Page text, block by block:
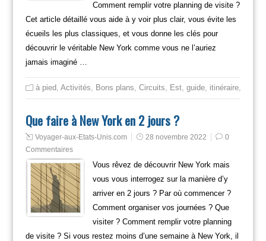
Comment remplir votre planning de visite ?
Cet article détaillé vous aide à y voir plus clair, vous évite les
écueils les plus classiques, et vous donne les clés pour
découvrir le véritable New York comme vous ne l’auriez
jamais imaginé …
à pied Activités Bons plans Circuits Est, guide, itinéraire,
Que faire à New York en 2 jours ?
Voyager-aux-Etats-Unis.com 28 novembre 2022
0
Commentaires
Vous rêvez de découvrir New York mais
vous vous interrogez sur la manière d’y
arriver en 2 jours ? Par où commencer ?
Comment organiser vos journées ? Que
visiter ? Comment remplir votre planning
de visite ? Si vous restez moins d’une semaine à New York, il